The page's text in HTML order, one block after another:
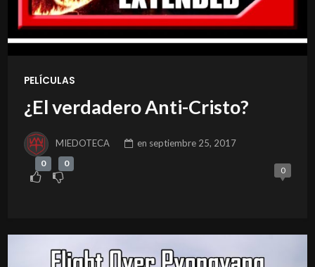
PELÍCULAS
¿El verdadero Anti-Cristo?
MIEDOTECA en septiembre 25, 2017
0 0
0